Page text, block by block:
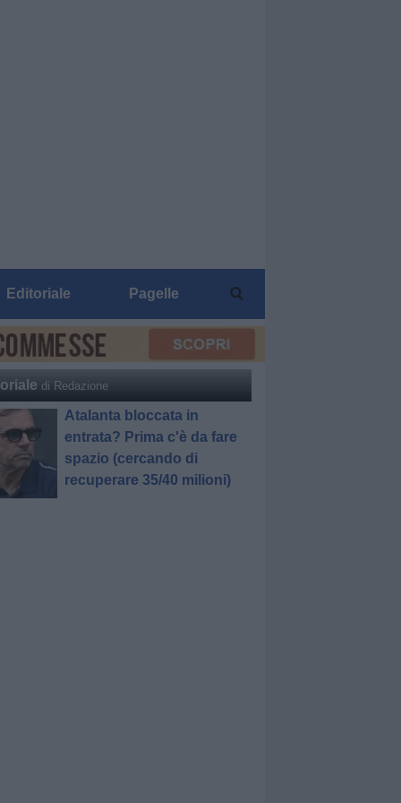
Editoriale Pagelle
di Redazione
Atalanta bloccata in
entrata? Prima c'è da fare
spazio (cercando di
recuperare 35/40 milioni)